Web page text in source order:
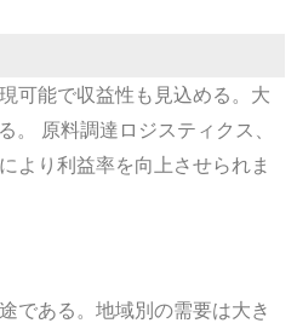
可能で収益性も見込める。大
原料調達ロジスティクス、
より利益率を向上させられま
である。地域別の需要は大き